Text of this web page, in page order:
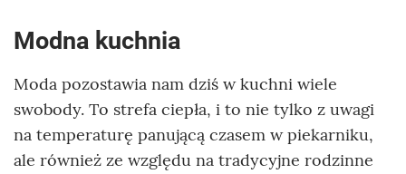
Modna kuchnia
Moda pozostawia nam dziś w kuchni wiele
swobody. To strefa ciepła, i to nie tylko z uwagi
na temperaturę panującą czasem w piekarniku,
ale również ze względu na tradycyjne rodzinne